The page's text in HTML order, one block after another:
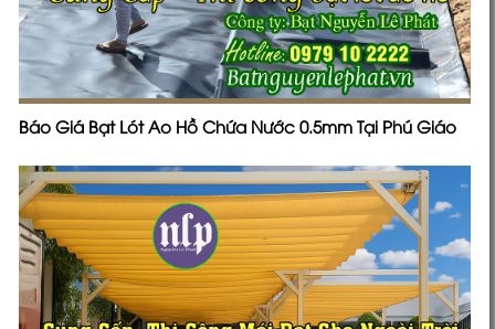
Báo Giá Bạt Lót Ao Hồ Chứa Nước 0.5mm Tại Phú Giáo